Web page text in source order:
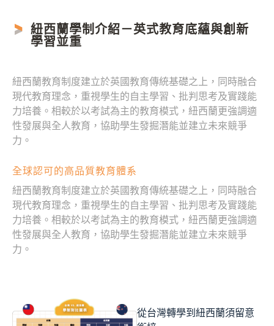
紐西蘭學制介紹－英式教育底蘊與創新
學習並重
紐西蘭教育制度建立於英國教育傳統基礎之上，同時融合
現代教育理念，重視學生的自主學習、批判思考及實踐能
力培養。相較於以考試為主的教育模式，紐西蘭更強調適
性發展與全人教育，協助學生發掘潛能並建立未來競爭
力。
全球認可的高品質教育體系
紐西蘭教育制度建立於英國教育傳統基礎之上，同時融合
現代教育理念，重視學生的自主學習、批判思考及實踐能
力培養。相較於以考試為主的教育模式，紐西蘭更強調適
性發展與全人教育，協助學生發掘潛能並建立未來競爭
力。
從台灣轉學到紐西蘭須留意